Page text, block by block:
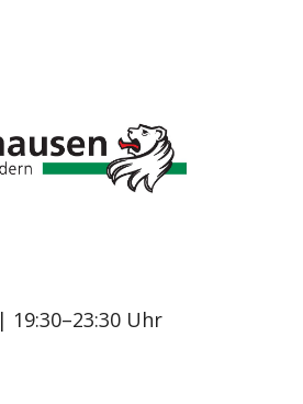
| 19:30–23:30 Uhr